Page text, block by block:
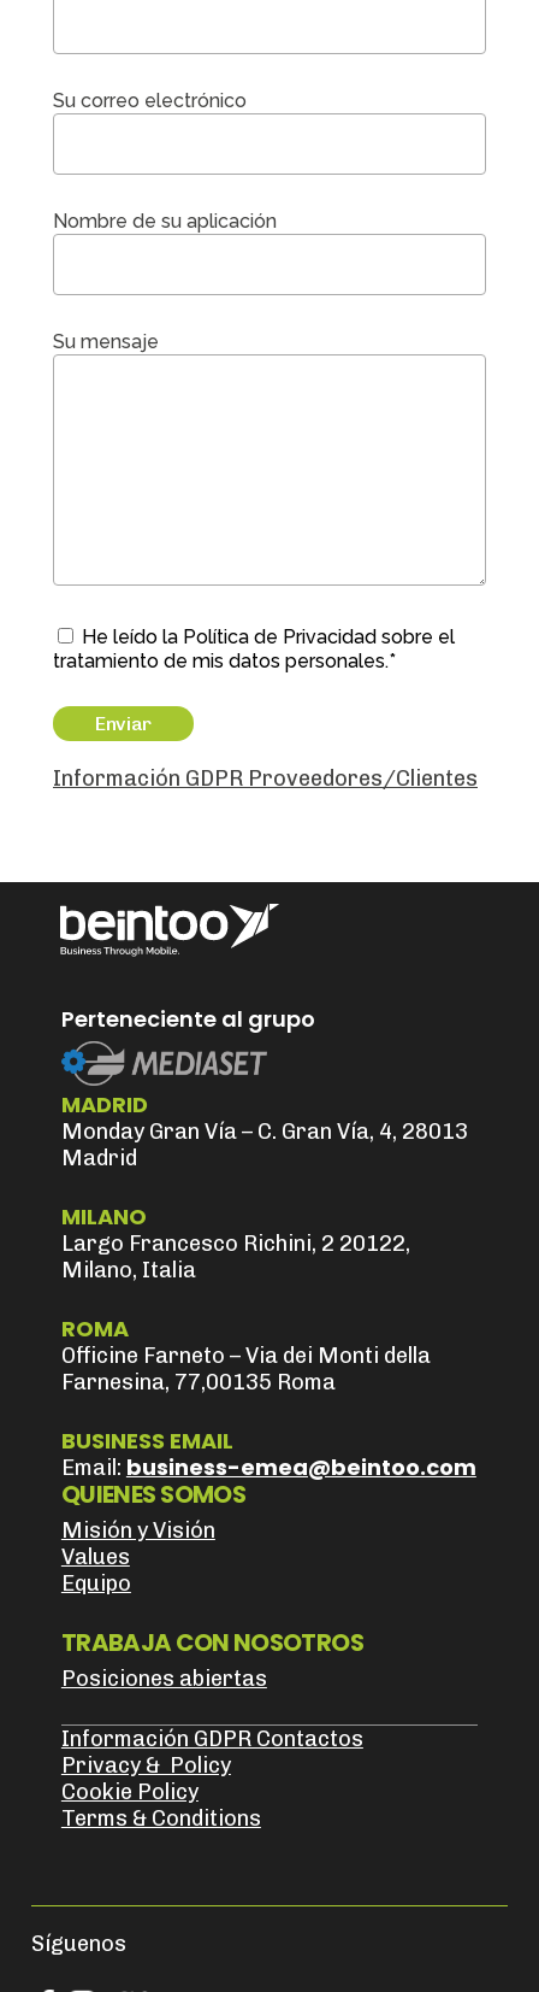
Su correo electrónico
Nombre de su aplicación
Su mensaje
He leído la Política de Privacidad sobre el
tratamiento de mis datos personales.*
Información GDPR Proveedores/Clientes
Perteneciente al grupo
MADRID
Monday Gran Vía – C. Gran Vía, 4, 28013
Madrid
MILANO
Largo Francesco Richini, 2 20122,
Milano, Italia
ROMA
Officine Farneto – Via dei Monti della
Farnesina, 77,00135 Roma
BUSINESS EMAIL
Email: business-emea@beintoo.com
QUIENES SOMOS
Misión y Visión
Values
Equipo
TRABAJA CON NOSOTROS
Posiciones abiertas
Información GDPR Contactos
Privacy & Policy
Cookie Policy
Terms & Conditions
Síguenos